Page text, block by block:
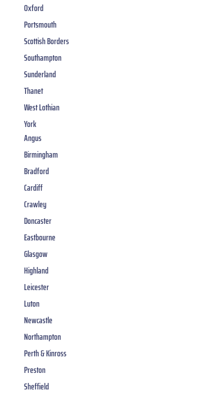
Oxford
Portsmouth
Scottish Borders
Southampton
Sunderland
Thanet
West Lothian
York
Angus
Birmingham
Bradford
Cardiff
Crawley
Doncaster
Eastbourne
Glasgow
Highland
Leicester
Luton
Newcastle
Northampton
Perth & Kinross
Preston
Sheffield